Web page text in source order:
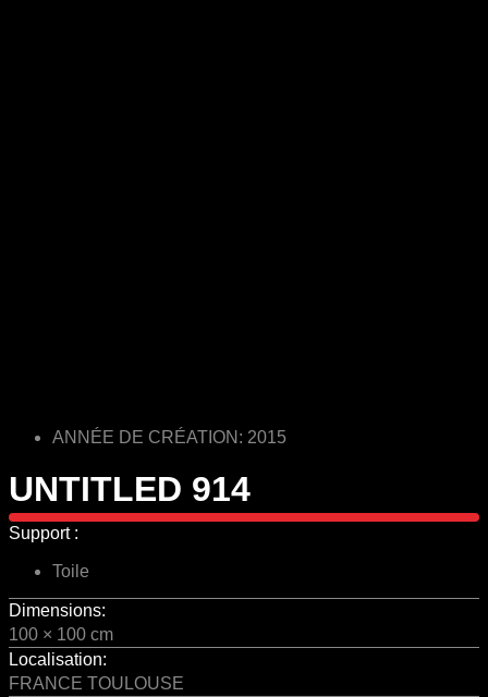
ANNÉE DE CRÉATION: 2015
UNTITLED 914
Support :
Toile
Dimensions:
100 × 100 cm
Localisation:
FRANCE TOULOUSE